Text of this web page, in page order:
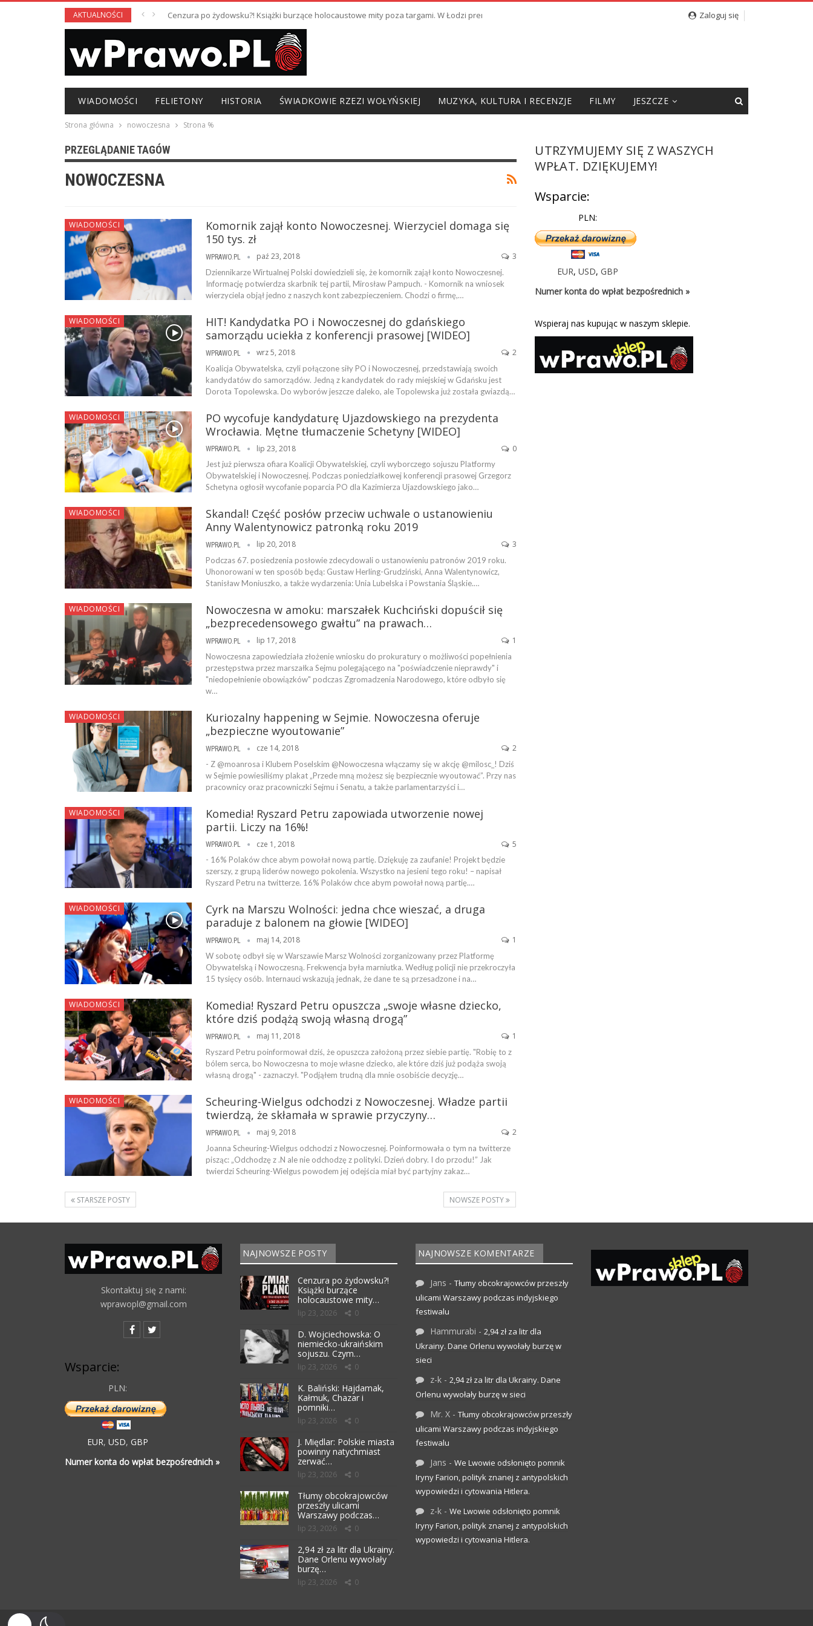
AKTUALNOŚCI Cenzura po żydowsku?! Książki burzące holocaustowe mity poza targami. W Łodzi premiera III odcinka „Sąsiadów” Jacka Międlara Zaloguj się
WIADOMOŚCI FELIETONY HISTORIA ŚWIADKOWIE RZEZI WOŁYŃSKIEJ MUZYKA, KULTURA I RECENZJE FILMY JESZCZE
Strona główna nowoczesna Strona %
PRZEGLĄDANIE TAGÓW
NOWOCZESNA
WIADOMOŚCI
Komornik zajął konto Nowoczesnej. Wierzyciel domaga się
150 tys. zł
WPRAWO.PL paź 23, 2018 3
Dziennikarze Wirtualnej Polski dowiedzieli się, że komornik zajął konto Nowoczesnej.
Informację potwierdza skarbnik tej partii, Mirosław Pampuch. - Komornik na wniosek
wierzyciela objął jedno z naszych kont zabezpieczeniem. Chodzi o firmę,…
WIADOMOŚCI
HIT! Kandydatka PO i Nowoczesnej do gdańskiego
samorządu uciekła z konferencji prasowej [WIDEO]
WPRAWO.PL wrz 5, 2018 2
Koalicja Obywatelska, czyli połączone siły PO i Nowoczesnej, przedstawiają swoich
kandydatów do samorządów. Jedną z kandydatek do rady miejskiej w Gdańsku jest
Dorota Topolewska. Do wyborów jeszcze daleko, ale Topolewska już została gwiazdą…
WIADOMOŚCI
PO wycofuje kandydaturę Ujazdowskiego na prezydenta
Wrocławia. Mętne tłumaczenie Schetyny [WIDEO]
WPRAWO.PL lip 23, 2018 0
Jest już pierwsza ofiara Koalicji Obywatelskiej, czyli wyborczego sojuszu Platformy
Obywatelskiej i Nowoczesnej. Podczas poniedziałkowej konferencji prasowej Grzegorz
Schetyna ogłosił wycofanie poparcia PO dla Kazimierza Ujazdowskiego jako…
WIADOMOŚCI
Skandal! Część posłów przeciw uchwale o ustanowieniu
Anny Walentynowicz patronką roku 2019
WPRAWO.PL lip 20, 2018 3
Podczas 67. posiedzenia posłowie zdecydowali o ustanowieniu patronów 2019 roku.
Uhonorowani w ten sposób będą: Gustaw Herling-Grudziński, Anna Walentynowicz,
Stanisław Moniuszko, a także wydarzenia: Unia Lubelska i Powstania Śląskie.…
WIADOMOŚCI
Nowoczesna w amoku: marszałek Kuchciński dopuścił się
„bezprecedensowego gwałtu” na prawach…
WPRAWO.PL lip 17, 2018 1
Nowoczesna zapowiedziała złożenie wniosku do prokuratury o możliwości popełnienia
przestępstwa przez marszałka Sejmu polegającego na "poświadczenie nieprawdy" i
"niedopełnienie obowiązków" podczas Zgromadzenia Narodowego, które odbyło się
w…
WIADOMOŚCI
Kuriozalny happening w Sejmie. Nowoczesna oferuje
„bezpieczne wyoutowanie”
WPRAWO.PL cze 14, 2018 2
- Z @moanrosa i Klubem Poselskim @Nowoczesna włączamy się w akcję @milosc_! Dziś
w Sejmie powiesiliśmy plakat „Przede mną możesz się bezpiecznie wyoutować”. Przy nas
pracownicy oraz pracowniczki Sejmu i Senatu, a także parlamentarzyści i…
WIADOMOŚCI
Komedia! Ryszard Petru zapowiada utworzenie nowej
partii. Liczy na 16%!
WPRAWO.PL cze 1, 2018 5
- 16% Polaków chce abym powołał nową partię. Dziękuję za zaufanie! Projekt będzie
szerszy, z grupą liderów nowego pokolenia. Wszystko na jesieni tego roku! – napisał
Ryszard Petru na twitterze. 16% Polaków chce abym powołał nową partię.…
WIADOMOŚCI
Cyrk na Marszu Wolności: jedna chce wieszać, a druga
paraduje z balonem na głowie [WIDEO]
WPRAWO.PL maj 14, 2018 1
W sobotę odbył się w Warszawie Marsz Wolności zorganizowany przez Platformę
Obywatelską i Nowoczesną. Frekwencja była marniutka. Według policji nie przekroczyła
15 tysięcy osób. Internauci wskazują jednak, że dane te są przesadzone i na…
WIADOMOŚCI
Komedia! Ryszard Petru opuszcza „swoje własne dziecko,
które dziś podążą swoją własną drogą”
WPRAWO.PL maj 11, 2018 1
Ryszard Petru poinformował dziś, że opuszcza założoną przez siebie partię. "Robię to z
bólem serca, bo Nowoczesna to moje własne dziecko, ale które dziś już podąża swoją
własną drogą" - zaznaczył. "Podjąłem trudną dla mnie osobiście decyzję…
WIADOMOŚCI
Scheuring-Wielgus odchodzi z Nowoczesnej. Władze partii
twierdzą, że skłamała w sprawie przyczyny…
WPRAWO.PL maj 9, 2018 2
Joanna Scheuring-Wielgus odchodzi z Nowoczesnej. Poinformowała o tym na twitterze
pisząc: „Odchodzę z .N ale nie odchodzę z polityki. Dzień dobry. I do przodu!” Jak
twierdzi Scheuring-Wielgus powodem jej odejścia miał być partyjny zakaz…
STARSZE POSTY NOWSZE POSTY
UTRZYMUJEMY SIĘ Z WASZYCH
WPŁAT. DZIĘKUJEMY!
Wsparcie:
PLN:
EUR,USD,GBP
Numer konta do wpłat bezpośrednich »
Wspieraj nas kupując w naszym sklepie.
Skontaktuj się z nami:
wprawopl@gmail.com
Wsparcie:
PLN:
EUR, USD, GBP
Numer konta do wpłat bezpośrednich »
NAJNOWSZE POSTY
Cenzura po żydowsku?!
Książki burzące
holocaustowe mity…
lip 23, 2026 0
D. Wojciechowska: O
niemiecko-ukraińskim
sojuszu. Czym…
lip 23, 2026 0
K. Baliński: Hajdamak,
Kałmuk, Chazar i
pomniki…
lip 23, 2026 0
J. Międlar: Polskie miasta
powinny natychmiast
zerwać…
lip 23, 2026 0
Tłumy obcokrajowców
przeszły ulicami
Warszawy podczas…
lip 23, 2026 0
2,94 zł za litr dla Ukrainy.
Dane Orlenu wywołały
burzę…
lip 23, 2026 0
NAJNOWSZE KOMENTARZE
Jans - Tłumy obcokrajowców przeszły
ulicami Warszawy podczas indyjskiego
festiwalu
Hammurabi - 2,94 zł za litr dla
Ukrainy. Dane Orlenu wywołały burzę w
sieci
z-k - 2,94 zł za litr dla Ukrainy. Dane
Orlenu wywołały burzę w sieci
Mr. X - Tłumy obcokrajowców przeszły
ulicami Warszawy podczas indyjskiego
festiwalu
Jans - We Lwowie odsłonięto pomnik
Iryny Farion, polityk znanej z antypolskich
wypowiedzi i cytowania Hitlera.
z-k - We Lwowie odsłonięto pomnik
Iryny Farion, polityk znanej z antypolskich
wypowiedzi i cytowania Hitlera.